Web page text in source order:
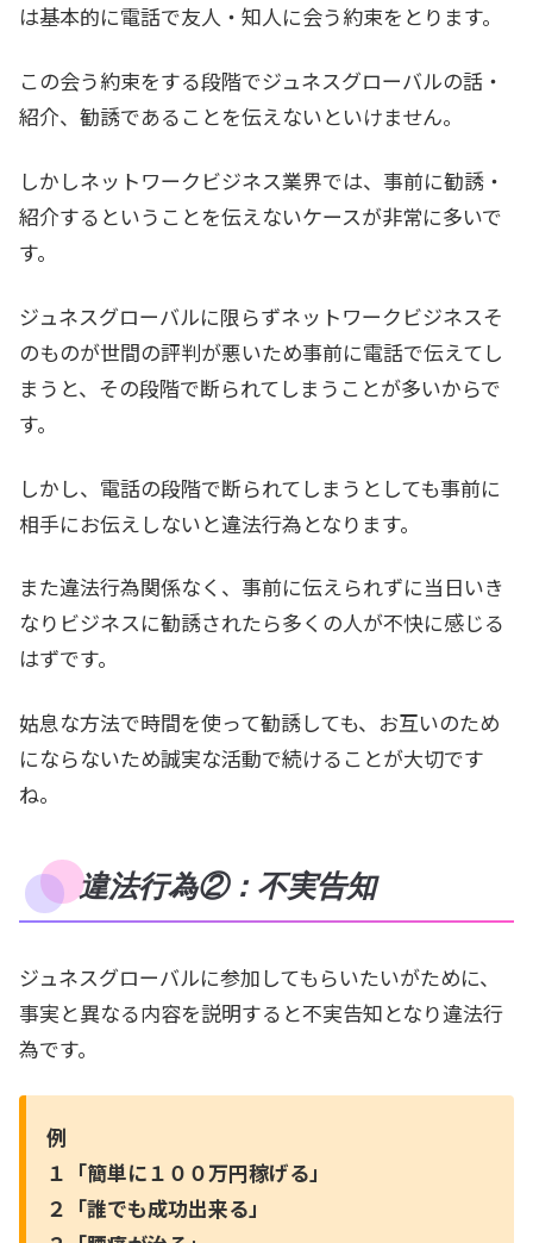
は基本的に電話で友人・知人に会う約束をとります。
この会う約束をする段階でジュネスグローバルの話・
紹介、勧誘であることを伝えないといけません。
しかしネットワークビジネス業界では、事前に勧誘・
紹介するということを伝えないケースが非常に多いで
す。
ジュネスグローバルに限らずネットワークビジネスそ
のものが世間の評判が悪いため事前に電話で伝えてし
まうと、その段階で断られてしまうことが多いからで
す。
しかし、電話の段階で断られてしまうとしても事前に
相手にお伝えしないと違法行為となります。
また違法行為関係なく、事前に伝えられずに当日いき
なりビジネスに勧誘されたら多くの人が不快に感じる
はずです。
姑息な方法で時間を使って勧誘しても、お互いのため
にならないため誠実な活動で続けることが大切です
ね。
違法行為②：不実告知
ジュネスグローバルに参加してもらいたいがために、
事実と異なる内容を説明すると不実告知となり違法行
為です。
例
１「簡単に１００万円稼げる」
２「誰でも成功出来る」